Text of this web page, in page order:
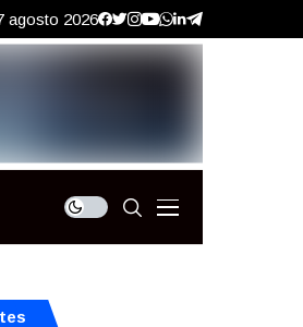
agosto 2026